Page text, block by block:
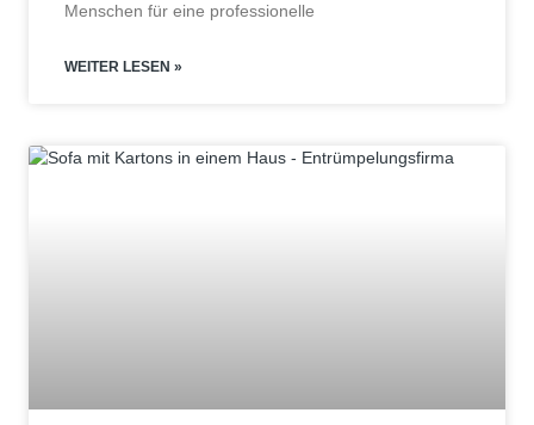
Menschen für eine professionelle
WEITER LESEN »